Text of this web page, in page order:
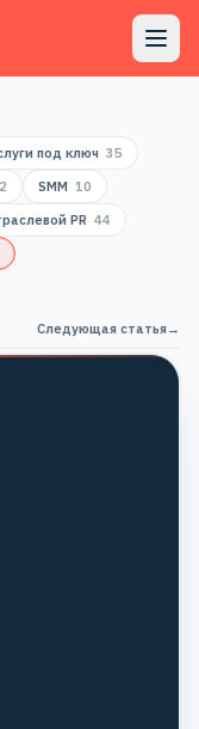
под ключ 35
SMM 10
PR 44
Следующая статья→